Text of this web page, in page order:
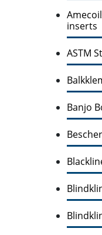
inserts
ASTM
Banjo